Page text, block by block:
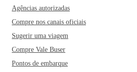
Agências autorizadas
Compre nos canais oficiais
Sugerir uma viagem
Compre Vale Buser
Pontos de embarque